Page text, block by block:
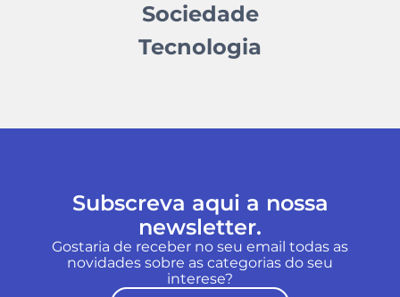
Sociedade
Tecnologia
Subscreva aqui a nossa
newsletter.
Gostaria de receber no seu email todas as
novidades sobre as categorias do seu
interese?